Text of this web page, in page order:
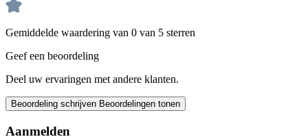
Gemiddelde waardering van 0 van 5 sterren
Geef een beoordeling
Deel uw ervaringen met andere klanten.
Beoordeling schrijven Beoordelingen tonen
Aanmelden